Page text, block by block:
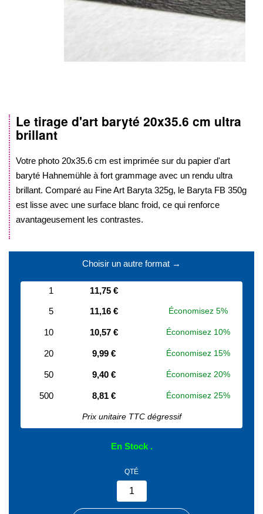
Skip
to
the
beginning
of
the
images
gallery
Le tirage d'art baryté 20x35.6 cm ultra
brillant
Votre photo 20x35.6 cm est imprimée sur du papier d'art
baryté Hahnemühle à fort grammage avec un rendu ultra
brillant. Comparé au Fine Art Baryta 325g, le Baryta FB 350g
est lisse avec une surface blanc froid, ce qui renforce
avantageusement les contrastes.
Choisir un autre format →
1 11,75 €
5 11,16 € Économisez 5%
10 10,57 € Économisez 10%
20 9,99 € Économisez 15%
50 9,40 € Économisez 20%
500 8,81 € Économisez 25%
Prix unitaire TTC dégressif
En Stock
QTÉ